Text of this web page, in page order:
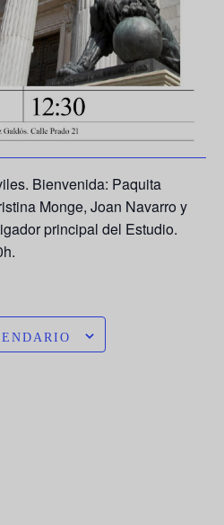
Bienvenida: Paquita
Monge, Joan Navarro y
principal del Estudio.